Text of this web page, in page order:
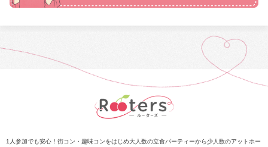
1人参加でも安心！街コン・趣味コンをはじめ大人数の立食パーティーから少人数のアットホー